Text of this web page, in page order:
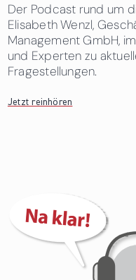
Der Podcast rund um
Elisabeth Wenzl,
Management GmbH,
und Experten zu
Fragestellungen.
Jetzt reinhören